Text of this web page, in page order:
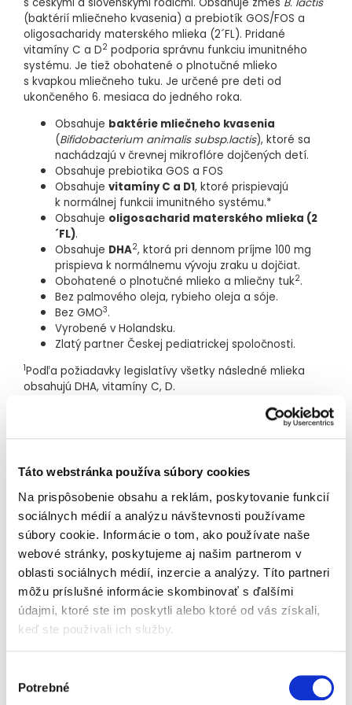
Táto webstránka používa súbory cookies
Na prispôsobenie obsahu a reklám, poskytovanie funkcií
sociálnych médií a analýzu návštevnosti používame
súbory cookie. Informácie o tom, ako používate naše
webové stránky, poskytujeme aj našim partnerom v
oblasti sociálnych médií, inzercie a analýzy. Títo partneri
môžu príslušné informácie skombinovať s ďalšími
údajmi, ktoré ste im poskytli alebo ktoré od vás získali,
keď ste používali ich služby.
súhlasu
Potrebné
Mliečny tuk: 1,79 g/100 g; 0,25 g/100 ml
100mlBeggs 2= 90 ml vody + 3 zarovnané odmerky (12,6 g
prášku)
oligosacharid, ktorý je štruktúrou totožný s tým v materskom
(baktérií mliečneho kvasenia) a prebiotík GOS/FOS a
oligosacharidy materského mlieka (2´FL). Pridané
vitamíny C a D2 podporia správnu funkciu imunitného
systému. Je tiež obohatené o plnotučné mlieko
s kvapkou mliečneho tuku. Je určené pre deti od
ukončeného 6. mesiaca do jedného roka.
Obsahuje baktérie mliečneho kvasenia
(Bifidobacterium animalis subsp.lactis), ktoré sa
nachádzajú v črevnej mikroflóre dojčených detí.
Obsahuje prebiotika GOS a FOS
Obsahuje vitamíny C a D1, ktoré prispievajú
k normálnej funkcii imunitného systému.*
Obsahuje oligosacharid materského mlieka (2
´FL).
Obsahuje DHA2, ktorá pri dennom príjme 100 mg
prispieva k normálnemu vývoju zraku u dojčiat.
Obohatené o plnotučné mlieko a mliečny tuk2.
Bez palmového oleja, rybieho oleja a sóje.
Bez GMO3.
Vyrobené v Holandsku.
Zlatý partner Českej pediatrickej spoločnosti.
1Podľa požiadavky legislatívy všetky následné mlieka
obsahujú DHA, vitamíny C, D.
a detská výživa.
Zloženie:demineralizovaná srvátka v prášku (zMLIEKA),
rastlinné oleje (slnečnicový, kokosový, repkový), sušené
odtučnené
, laktóza (z
), galakto-
oligosacharidy (zMLIEKA) 6,3 %, maltodextrín, sušené
plnotučnéMLIEKO4,75 %, fosforečnan trivápenatý,
uhličitan vápenatý, chlorid sodný, chlorid draselný, tri-
magnesium dicitrát, citran draselný,
hydrogénfosforečnan draselný, hydroxid vápenatý, síran
železnatý, síran zinočnatý, síran meďnatý, síran
mangánatý, jodid draselný, seleničitan sodný, kukuričný
askorban sodný, cholín chlorid, D-alfa-tokoferylacetát,
nikotínamid, D-pantotenát vápenatý, tiamínhydrochlorid,